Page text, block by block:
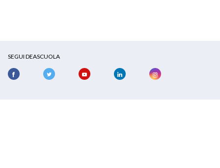
SEGUI DEASCUOLA